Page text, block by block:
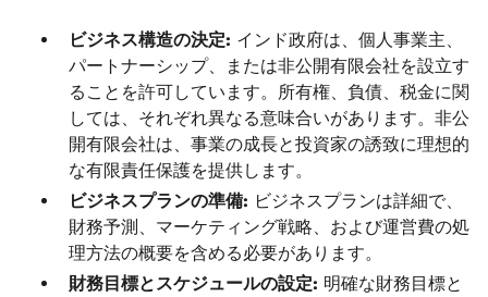
ビジネス構造の決定: インド政府は、個人事業主、
パートナーシップ、または非公開有限会社を設立す
ることを許可しています。所有権、負債、税金に関
しては、それぞれ異なる意味合いがあります。非公
開有限会社は、事業の成長と投資家の誘致に理想的
な有限責任保護を提供します。
ビジネスプランの準備: ビジネスプランは詳細で、
財務予測、マーケティング戦略、および運営費の処
理方法の概要を含める必要があります。
財務目標とスケジュールの設定: 明確な財務目標と